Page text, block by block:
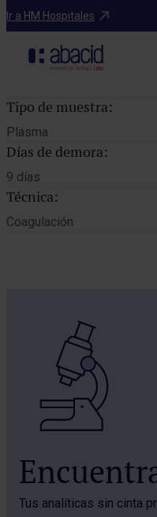
Ir a HM Hospitales
Catálogo de pruebas
Tipo de muestra:
Plasma
Días de demora:
9 días
Técnica:
Coagulación
Tus analíticas sin cinta